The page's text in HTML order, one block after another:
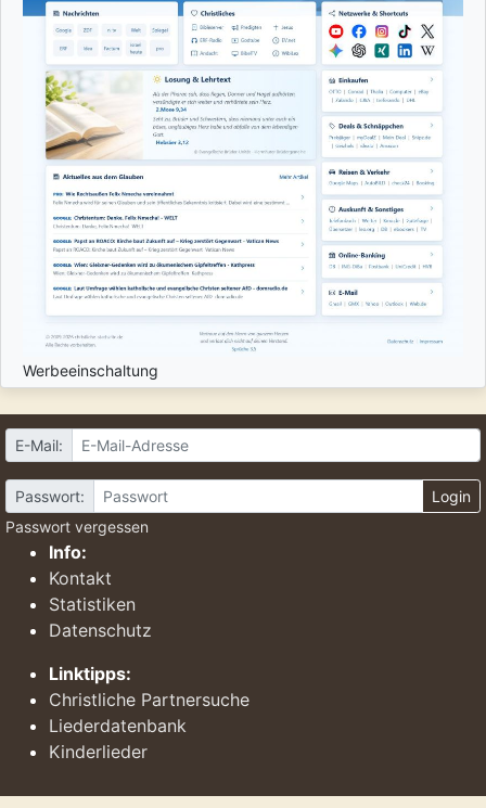
Werbeeinschaltung
E-Mail:
Passwort:
Login
Passwort vergessen
Info:
Kontakt
Statistiken
Datenschutz
Linktipps:
Christliche Partnersuche
Liederdatenbank
Kinderlieder